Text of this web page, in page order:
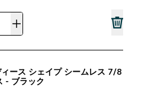
ース シェイプ シームレス 7/8
- ブラック